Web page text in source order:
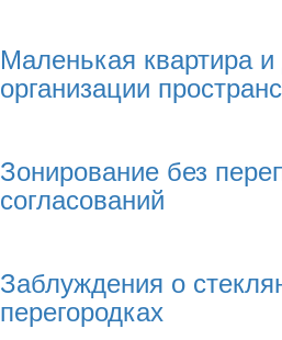
Маленькая квартира и
организации
Зонирование без
согласований
Заблуждения о
перегородках